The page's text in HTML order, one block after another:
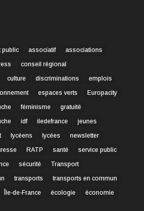
public associatif
associations
conseil régional
culture discriminations
emplois
espaces verts
Europacity
féminisme
gratuité
idf iledefrance
jeunes
lycéens lycées
newsletter
RATP santé
service public
sécurité
Transport
transports
transports en commun
Île-de-France écologie
économie